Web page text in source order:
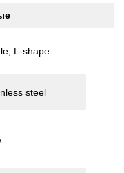
L-shape
steel